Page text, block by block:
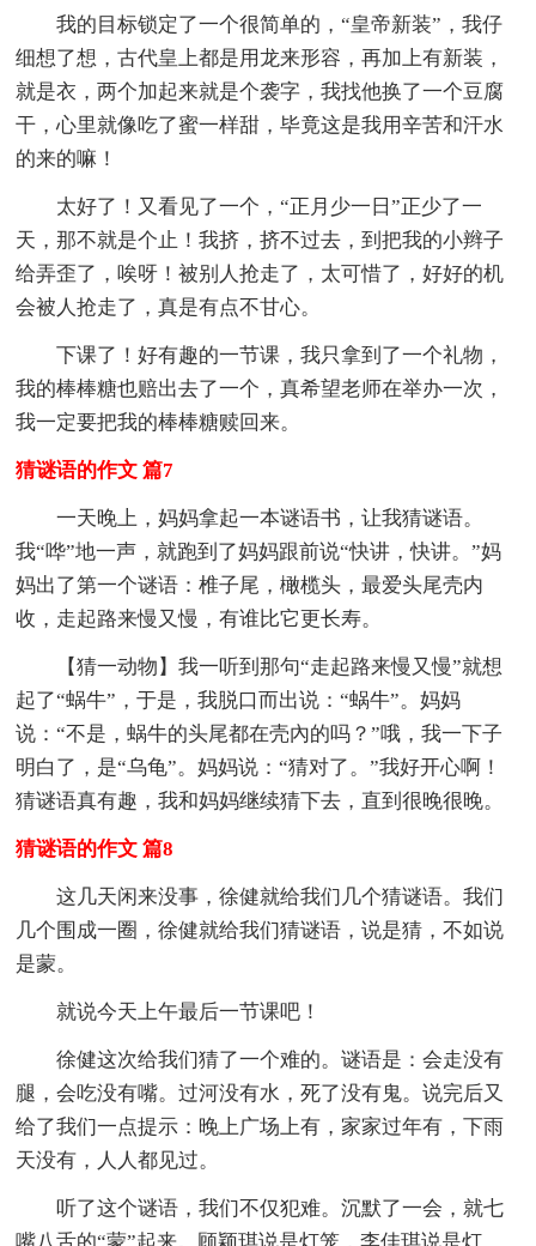
我的目标锁定了一个很简单的，“皇帝新装”，我仔
细想了想，古代皇上都是用龙来形容，再加上有新装，
就是衣，两个加起来就是个袭字，我找他换了一个豆腐
干，心里就像吃了蜜一样甜，毕竟这是我用辛苦和汗水
的来的嘛！
太好了！又看见了一个，“正月少一日”正少了一
天，那不就是个止！我挤，挤不过去，到把我的小辫子
给弄歪了，唉呀！被别人抢走了，太可惜了，好好的机
会被人抢走了，真是有点不甘心。
下课了！好有趣的一节课，我只拿到了一个礼物，
我的棒棒糖也赔出去了一个，真希望老师在举办一次，
我一定要把我的棒棒糖赎回来。
猜谜语的作文 篇7
一天晚上，妈妈拿起一本谜语书，让我猜谜语。
我“哗”地一声，就跑到了妈妈跟前说“快讲，快讲。”妈
妈出了第一个谜语：椎子尾，橄榄头，最爱头尾壳内
收，走起路来慢又慢，有谁比它更长寿。
【猜一动物】我一听到那句“走起路来慢又慢”就想
起了“蜗牛”，于是，我脱口而出说：“蜗牛”。妈妈
说：“不是，蜗牛的头尾都在壳內的吗？”哦，我一下子
明白了，是“乌龟”。妈妈说：“猜对了。”我好开心啊！
猜谜语真有趣，我和妈妈继续猜下去，直到很晚很晚。
猜谜语的作文 篇8
这几天闲来没事，徐健就给我们几个猜谜语。我们
几个围成一圈，徐健就给我们猜谜语，说是猜，不如说
是蒙。
就说今天上午最后一节课吧！
徐健这次给我们猜了一个难的。谜语是：会走没有
腿，会吃没有嘴。过河没有水，死了没有鬼。说完后又
给了我们一点提示：晚上广场上有，家家过年有，下雨
天没有，人人都见过。
听了这个谜语，我们不仅犯难。沉默了一会，就七